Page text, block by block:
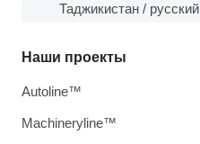
Таджикистан / русский
Наши проекты
Autoline™
Machineryline™